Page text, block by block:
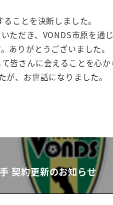
ことを決断しました。
ただき、VONDS市原を
ありがとうございました。
皆さんに会えることを心か
、お世話になりました。
契約更新のお知らせ